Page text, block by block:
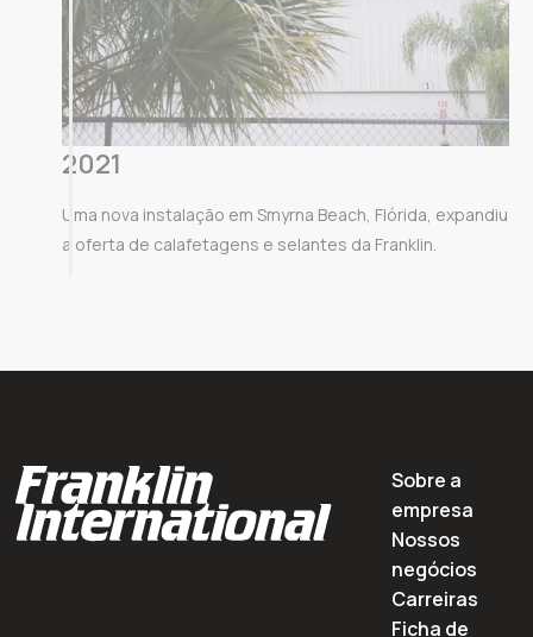
2021
Uma nova instalação em Smyrna Beach, Flórida, expandiu
a oferta de calafetagens e selantes da Franklin.
Sobre a
empresa
Nossos
negócios
Carreiras
Ficha de